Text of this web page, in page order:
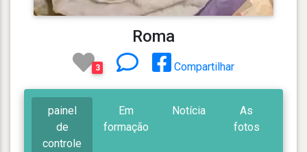
Roma
3 Compartilhar
painel
de
controle
Em
formação
Notícia
As
fotos